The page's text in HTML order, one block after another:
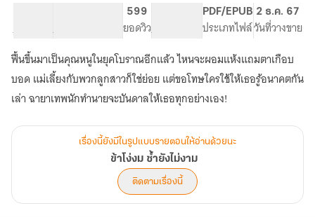
ไม่
งาม
จำนวนคำ จำนวนหน้า (A5)
599
ยอดวิวระดับเนื้อหา
PDF/EPUB
ประเภทไฟล์
2 ธ.ค. 67
วันที่วางขาย
ฟื้นขึ้นมาเป็นคุณหนูในยุคโบราณอีกแล้ว ไหนจะผอมแห้งแถมตาเกือบ
บอด แม่เลี้ยงกับพวกลูกสาวก็ใช่ย่อย แต่ขอโทษใครใช้ให้เธอรู้อนาคตกัน
เล่า ฉายาเทพนักทำนายจะบันดาลให้เธอทุกอย่างเอง!
เรื่องนี้ยังมีในรูปแบบรายตอนให้อ่านด้วยนะ
ข้าโง่งม ซ้ำยังไม่งาม
ติดตามเรื่องนี้